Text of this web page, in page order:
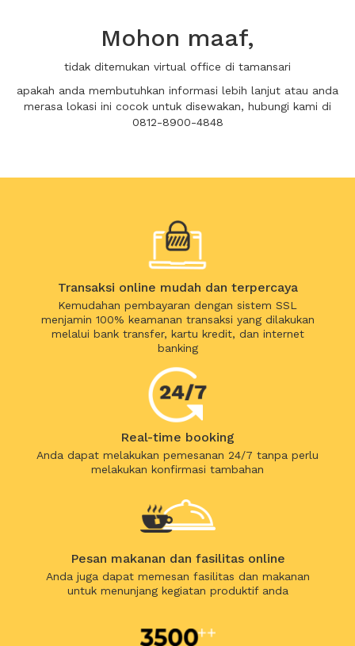
Mohon maaf,
tidak ditemukan virtual office di tamansari
apakah anda membutuhkan informasi lebih lanjut atau anda
merasa lokasi ini cocok untuk disewakan, hubungi kami di
0812-8900-4848
Transaksi online mudah dan terpercaya
Kemudahan pembayaran dengan sistem SSL
menjamin 100% keamanan transaksi yang dilakukan
melalui bank transfer, kartu kredit, dan internet
banking
Real-time booking
Anda dapat melakukan pemesanan 24/7 tanpa perlu
melakukan konfirmasi tambahan
Pesan makanan dan fasilitas online
Anda juga dapat memesan fasilitas dan makanan
untuk menunjang kegiatan produktif anda